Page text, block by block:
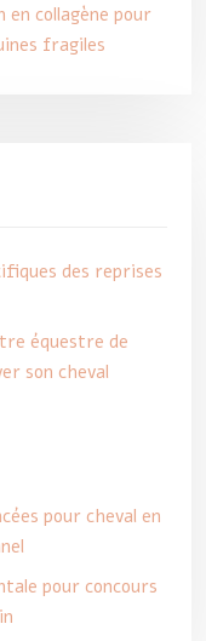
en collagène pour
fragiles
des reprises
équestre de
son cheval
pour cheval en
pour concours